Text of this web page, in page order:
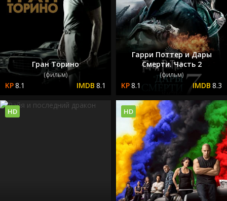
Гран Торино
(фильм)
8.1 8.1
Гарри Поттер и Дары
Смерти. Часть 2
(фильм)
8.1 8.3
HD HD